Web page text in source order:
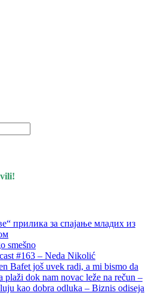
прилика за спајање младих из
smešno
#163 – Neda Nikolić
Bafet još uvek radi, a mi bismo da
plaži dok nam novac leže na rečun –
kao dobra odluka – Biznis odiseja